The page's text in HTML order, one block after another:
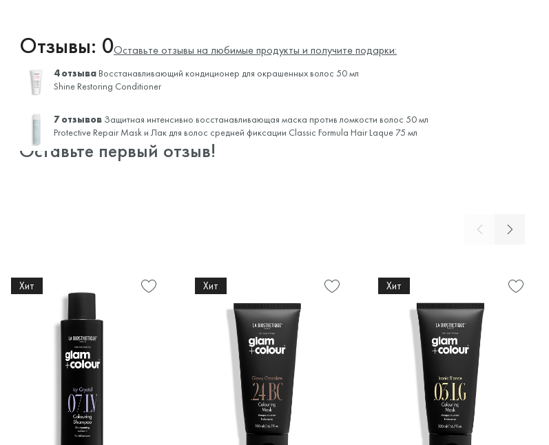
Отзывы: 0Оставьте отзывы на любимые продукты и получите подарки:
4 отзыва Восстанавливающий кондиционер для окрашенных волос 50 мл
Shine Restoring Conditioner
7 отзывов Защитная интенсивно восстанавливающая маска против ломкости волос 50 мл
Protective Repair Mask и Лак для волос средней фиксации Classic Formula Hair Laque 75 мл
Оставьте первый отзыв!
Хит Хит Хит